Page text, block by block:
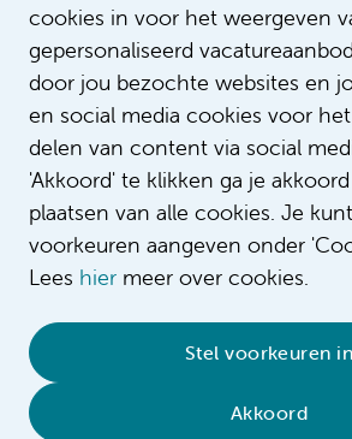
cookies in voor het weergeven
gepersonaliseerd
door jou bezochte websites en
en social media cookies voor
delen van content via social
'Akkoord' te klikken ga je
plaatsen van alle cookies. Je
voorkeuren aangeven onder
Lees hier meer over cookies.
Stel voorkeuren in
Akkoord
Compliment/